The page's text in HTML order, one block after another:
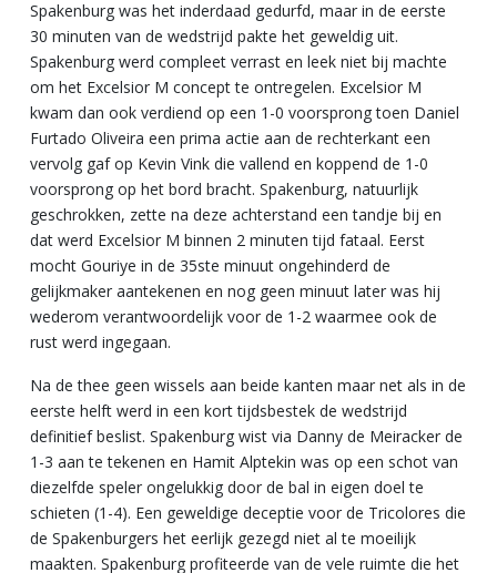
Spakenburg was het inderdaad gedurfd, maar in de eerste
30 minuten van de wedstrijd pakte het geweldig uit.
Spakenburg werd compleet verrast en leek niet bij machte
om het Excelsior M concept te ontregelen. Excelsior M
kwam dan ook verdiend op een 1-0 voorsprong toen Daniel
Furtado Oliveira een prima actie aan de rechterkant een
vervolg gaf op Kevin Vink die vallend en koppend de 1-0
voorsprong op het bord bracht. Spakenburg, natuurlijk
geschrokken, zette na deze achterstand een tandje bij en
dat werd Excelsior M binnen 2 minuten tijd fataal. Eerst
mocht Gouriye in de 35ste minuut ongehinderd de
gelijkmaker aantekenen en nog geen minuut later was hij
wederom verantwoordelijk voor de 1-2 waarmee ook de
rust werd ingegaan.
Na de thee geen wissels aan beide kanten maar net als in de
eerste helft werd in een kort tijdsbestek de wedstrijd
definitief beslist. Spakenburg wist via Danny de Meiracker de
1-3 aan te tekenen en Hamit Alptekin was op een schot van
diezelfde speler ongelukkig door de bal in eigen doel te
schieten (1-4). Een geweldige deceptie voor de Tricolores die
de Spakenburgers het eerlijk gezegd niet al te moeilijk
maakten. Spakenburg profiteerde van de vele ruimte die het